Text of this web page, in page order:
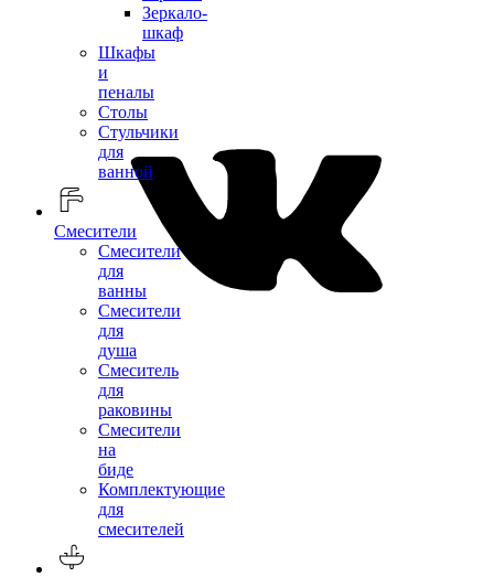
Зеркало-
шкаф
Шкафы
и
пеналы
Столы
Стульчики
для
ванной
Смесители
Смесители
для
ванны
Смесители
для
душа
Смеситель
для
раковины
Смесители
на
биде
Комплектующие
для
смесителей